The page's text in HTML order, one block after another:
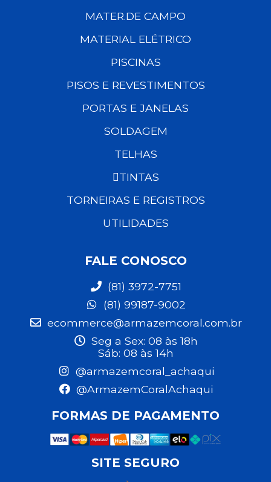
MATER.DE CAMPO
MATERIAL ELÉTRICO
PISCINAS
PISOS E REVESTIMENTOS
PORTAS E JANELAS
SOLDAGEM
TELHAS
TINTAS
TORNEIRAS E REGISTROS
UTILIDADES
FALE CONOSCO
(81) 3972-7751
(81) 99187-9002
ecommerce@armazemcoral.com.br
Seg a Sex: 08 às 18h
Sáb: 08 às 14h
@armazemcoral_achaqui
@ArmazemCoralAchaqui
FORMAS DE PAGAMENTO
SITE SEGURO